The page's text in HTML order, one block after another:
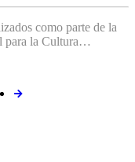
como parte de la
para la Cultura…